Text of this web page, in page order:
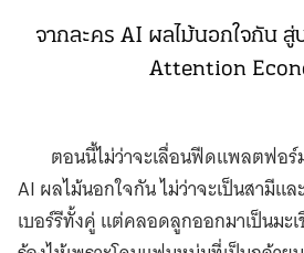
จากละคร AI ผลไม้นอกใจกัน
Attention
ตอนนี้ไม่ว่าจะเลื่อนฟีดแพลตฟอ
AI ผลไม้นอกใจกัน ไม่ว่าจะเป็นสามีแ
เบอร์รีทั้งคู่ แต่คลอดลูกออกมาเป็นมะ